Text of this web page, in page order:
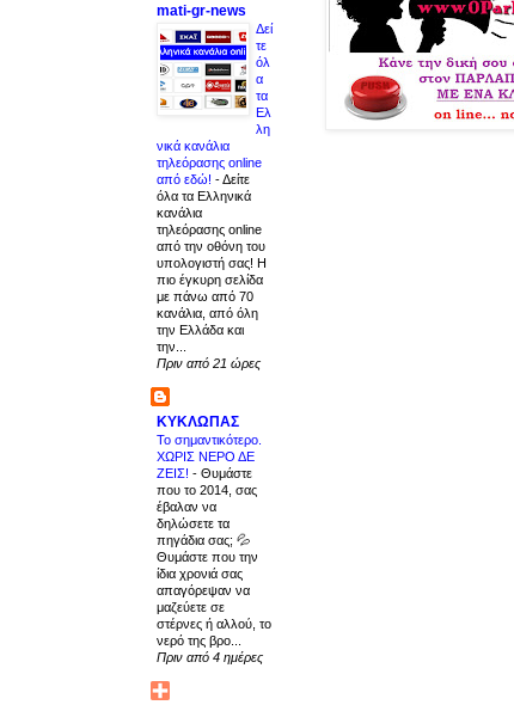
mati-gr-news
Δεί
τε
όλ
α
τα
Ελ
λη
νικά κανάλια
τηλεόρασης online
από εδώ! -Δείτε
όλα τα Ελληνικά
κανάλια
τηλεόρασης online
από την οθόνη του
υπολογιστή σας! Η
πιο έγκυρη σελίδα
με πάνω από 70
κανάλια, από όλη
την Ελλάδα και
την...
Πριν από 21 ώρες
ΚΥΚΛΩΠΑΣ
Το σημαντικότερο.
ΧΩΡΙΣ ΝΕΡΟ ΔΕ
ΖΕΙΣ! - Θυμάστε
που το 2014, σας
έβαλαν να
δηλώσετε τα
πηγάδια σας; 💦
Θυμάστε που την
ίδια χρονιά σας
απαγόρεψαν να
μαζεύετε σε
στέρνες ή αλλού, το
νερό της βρο...
Πριν από 4 ημέρες